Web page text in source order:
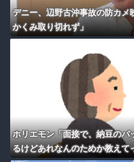
デニー、辺野古沖事故の防カ
かくみ取り切れず」
ホリエモン「面接で、納豆の
るけどあれなんのためか教えて